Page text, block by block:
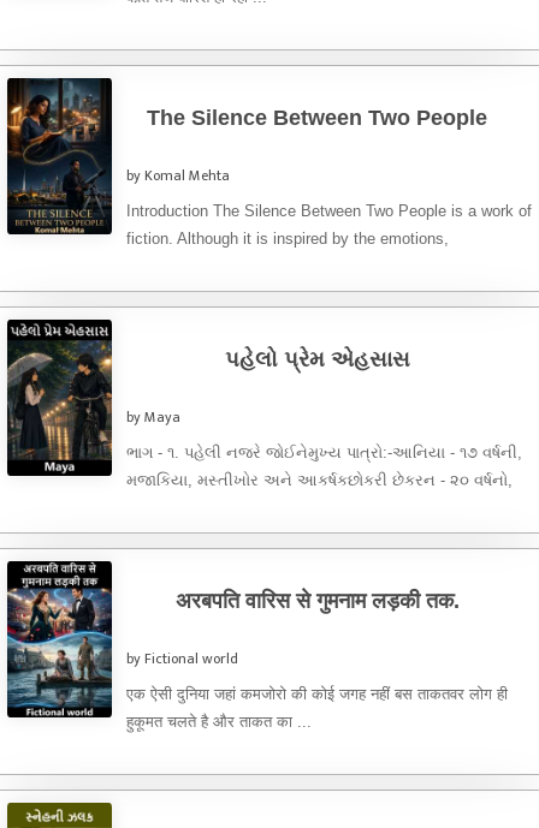
The Silence Between Two People
by Komal Mehta
Introduction The Silence Between Two People is a work of
fiction. Although it is inspired by the emotions,
પહેલો પ્રેમ એહસાસ
by Maya
ભાગ - ૧. પહેલી નજરે જોઈનેમુખ્ય પાત્રો:-આનિયા - ૧૭ વર્ષની,
મજાકિયા, મસ્તીખોર અને આકર્ષકછોકરી છેકરન - ૨૦ વર્ષનો,
अरबपति वारिस से गुमनाम लड़की तक.
by Fictional world
एक ऐसी दुनिया जहां कमजोरो की कोई जगह नहीं बस ताकतवर लोग ही
हुकूमत चलते है और ताकत का ...